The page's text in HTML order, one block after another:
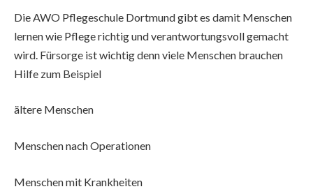
Die AWO Pflegeschule Dortmund gibt es damit Menschen
lernen wie Pflege richtig und verantwortungsvoll gemacht
wird. Fürsorge ist wichtig denn viele Menschen brauchen
Hilfe zum Beispiel
ältere Menschen
Menschen nach Operationen
Menschen mit Krankheiten